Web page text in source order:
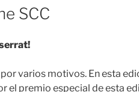
SCC
varios motivos. En esta
el premio especial de esta